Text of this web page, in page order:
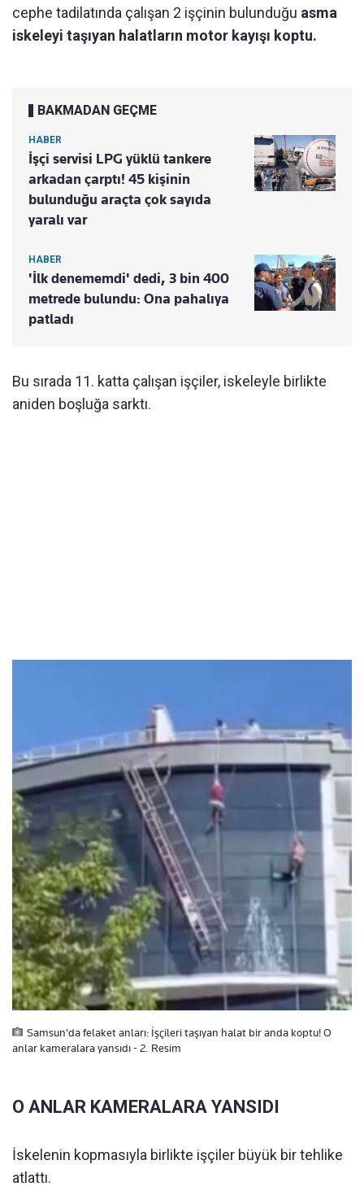
cephe tadilatında çalışan 2 işçinin bulunduğu asma
iskeleyi taşıyan halatların motor kayışı koptu.
BAKMADAN GEÇME
HABER
İşçi servisi LPG yüklü tankere
arkadan çarptı! 45 kişinin
bulunduğu araçta çok sayıda
yaralı var
HABER
'İlk denememdi' dedi, 3 bin 400
metrede bulundu: Ona pahalıya
patladı
Bu sırada 11. katta çalışan işçiler, iskeleyle birlikte
aniden boşluğa sarktı.
Samsun'da felaket anları: İşçileri taşıyan halat bir anda koptu! O
anlar kameralara yansıdı - 2. Resim
O ANLAR KAMERALARA YANSIDI
İskelenin kopmasıyla birlikte işçiler büyük bir tehlike
atlattı.